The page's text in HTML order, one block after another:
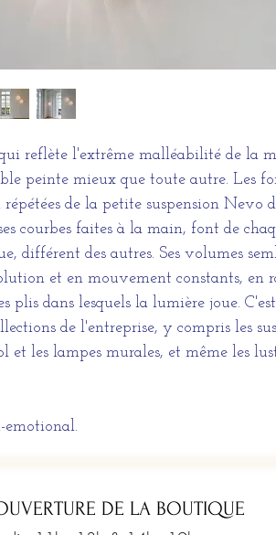
reflète l'extrême malléabilité de la
peinte mieux que toute autre. Les
répétées de la petite suspension Nevo
courbes faites à la main, font de
différent des autres. Ses volumes
et en mouvement constants, en
plis dans lesquels la lumière joue.
de l'entreprise, y compris les
et les lampes murales, et même les
emotional.
DE LA BOUTIQUE